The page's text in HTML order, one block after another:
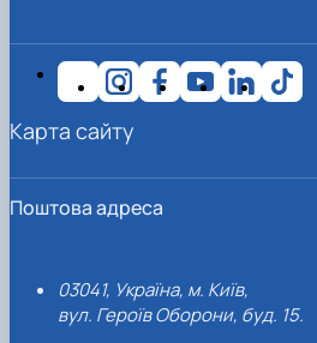
Поштова адреса
03041, Україна, м. Київ,
вул. Героїв Оборони, буд. 15.
Карта сайту